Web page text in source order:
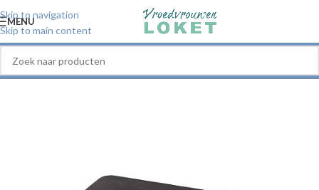
Skip to navigation
Skip to main content
MENU